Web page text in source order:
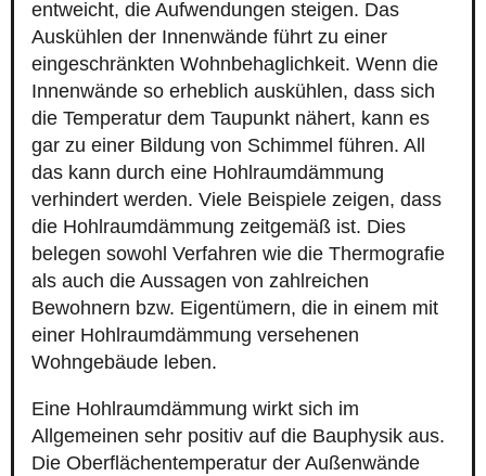
entweicht, die Aufwendungen steigen. Das
Auskühlen der Innenwände führt zu einer
eingeschränkten Wohnbehaglichkeit. Wenn die
Innenwände so erheblich auskühlen, dass sich
die Temperatur dem Taupunkt nähert, kann es
gar zu einer Bildung von Schimmel führen. All
das kann durch eine Hohlraumdämmung
verhindert werden. Viele Beispiele zeigen, dass
die Hohlraumdämmung zeitgemäß ist. Dies
belegen sowohl Verfahren wie die Thermografie
als auch die Aussagen von zahlreichen
Bewohnern bzw. Eigentümern, die in einem mit
einer Hohlraumdämmung versehenen
Wohngebäude leben.
Eine Hohlraumdämmung wirkt sich im
Allgemeinen sehr positiv auf die Bauphysik aus.
Die Oberflächentemperatur der Außenwände